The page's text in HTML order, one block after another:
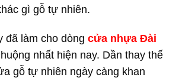
gì gỗ tự nhiên.
đã làm cho dòng cửa nhựa Đài
nhất hiện nay. Dần thay thế
gỗ tự nhiên ngày càng khan